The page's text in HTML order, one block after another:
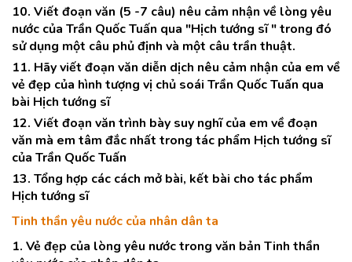
10. Viết đoạn văn (5 -7 câu) nêu cảm nhận về lòng yêu
nước của Trần Quốc Tuấn qua "Hịch tướng sĩ " trong đó
sử dụng một câu phủ định và một câu trần thuật.
11. Hãy viết đoạn văn diễn dịch nêu cảm nhận của em về
vẻ đẹp của hình tượng vị chủ soái Trần Quốc Tuấn qua
bài Hịch tướng sĩ
12. Viết đoạn văn trình bày suy nghĩ của em về đoạn
văn mà em tâm đắc nhất trong tác phẩm Hịch tướng sĩ
của Trần Quốc Tuấn
13. Tổng hợp các cách mở bài, kết bài cho tác phẩm
Hịch tướng sĩ
Tinh thần yêu nước của nhân dân ta
1. Vẻ đẹp của lòng yêu nước trong văn bản Tinh thần